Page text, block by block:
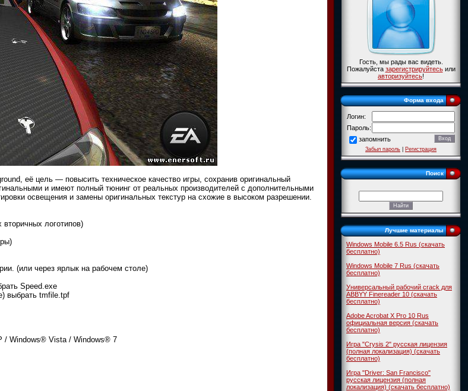
её цель — повысить техническое качество игры, сохранив оригинальный
и имеют полный тюнинг от реальных производителей с дополнительными
освещения и замены оригинальных текстур на схожие в высоком разрешении.
логотипов)
(или через ярлык на рабочем столе)
Speed.exe
выбрать tmfile.tpf
/ Windows® Vista / Windows® 7
Гость, мы рады вас видеть.
Пожалуйстазарегистрируйтесьили
авторизуйтесь!
Форма входа
Логин:
Пароль:
запомнить
Забыл пароль|Регистрация
Поиск
Лучшие материалы
Windows Mobile 6.5 Rus (скачать
бесплатно)
Windows Mobile 7 Rus (скачать
бесплатно)
Универсальный рабочий crack для
ABBYY Finereader 10 (скачать
бесплатно)
Adobe Acrobat X Pro 10 Rus
официальная версия (скачать
бесплатно)
Игра "Crysis 2" русская лицензия
(полная локализация) (скачать
бесплатно)
Игра "Driver: San Francisco"
русская лицензия (полная
локализация) (скачать бесплатно)